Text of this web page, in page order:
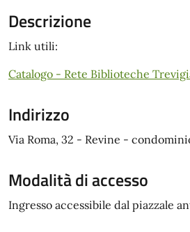
Descrizione
Link utili:
Catalogo - Rete Biblioteche
Indirizzo
Via Roma, 32 - Revine -
Modalità di accesso
Ingresso accessibile dal piazzale